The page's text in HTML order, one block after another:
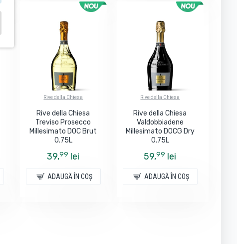
Rive della Chiesa
Rive della Chiesa
Treviso Prosecco
Millesimato DOC Brut
0.75L
39,99 lei
ADAUGĂ ÎN COŞ
Rive della Chiesa
Rive della Chiesa
Valdobbiadene
Millesimato DOCG Dry
0.75L
59,99 lei
ADAUGĂ ÎN COŞ